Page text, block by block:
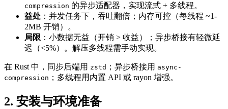
compression 的异步适配器，实现流式 + 多线程。
益处 ：并发任务下，吞吐翻倍；内存可控（每线程 ~1-
2MB 开销）。
局限 ：小数据无益（开销 > 收益）；异步桥接有轻微延
迟（<5%）。解压多线程需手动实现。
在 Rust 中，同步后端用 zstd ；异步桥接用 async-
compression ；多线程用内置 API 或 rayon 增强。
2. 安装与环境准备